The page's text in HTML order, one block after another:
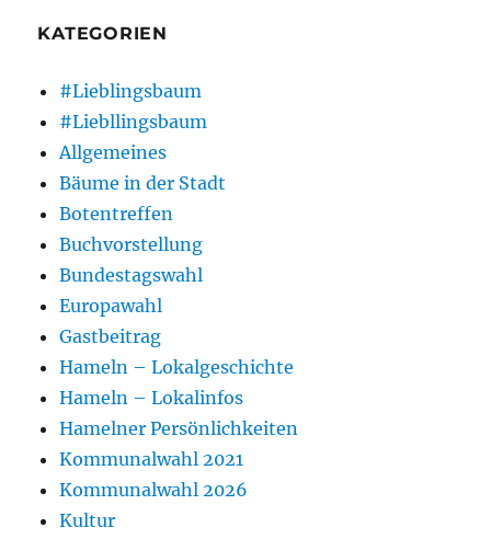
KATEGORIEN
#Lieblingsbaum
#Liebllingsbaum
Allgemeines
Bäume in der Stadt
Botentreffen
Buchvorstellung
Bundestagswahl
Europawahl
Gastbeitrag
Hameln – Lokalgeschichte
Hameln – Lokalinfos
Hamelner Persönlichkeiten
Kommunalwahl 2021
Kommunalwahl 2026
Kultur